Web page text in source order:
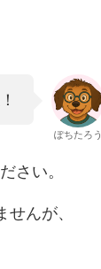
ぽちたろう
さい。
んが、